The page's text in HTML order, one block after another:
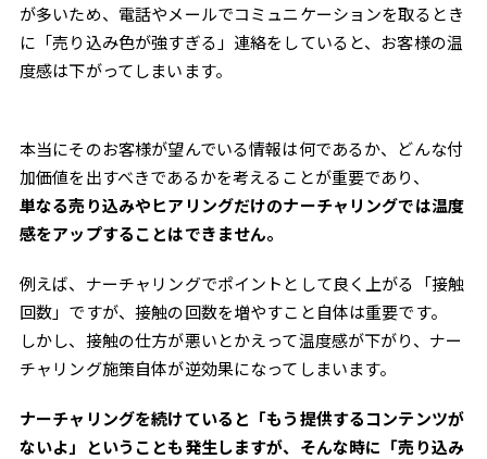
が多いため、電話やメールでコミュニケーションを取るとき
に「売り込み色が強すぎる」連絡をしていると、お客様の温
度感は下がってしまいます。
本当にそのお客様が望んでいる情報は何であるか、どんな付
加価値を出すべきであるかを考えることが重要であり、
単なる売り込みやヒアリングだけのナーチャリングでは温度
感をアップすることはできません。
例えば、ナーチャリングでポイントとして良く上がる「接触
回数」ですが、接触の回数を増やすこと自体は重要です。
しかし、接触の仕方が悪いとかえって温度感が下がり、ナー
チャリング施策自体が逆効果になってしまいます。
ナーチャリングを続けていると「もう提供するコンテンツが
ないよ」ということも発生しますが、そんな時に「売り込み